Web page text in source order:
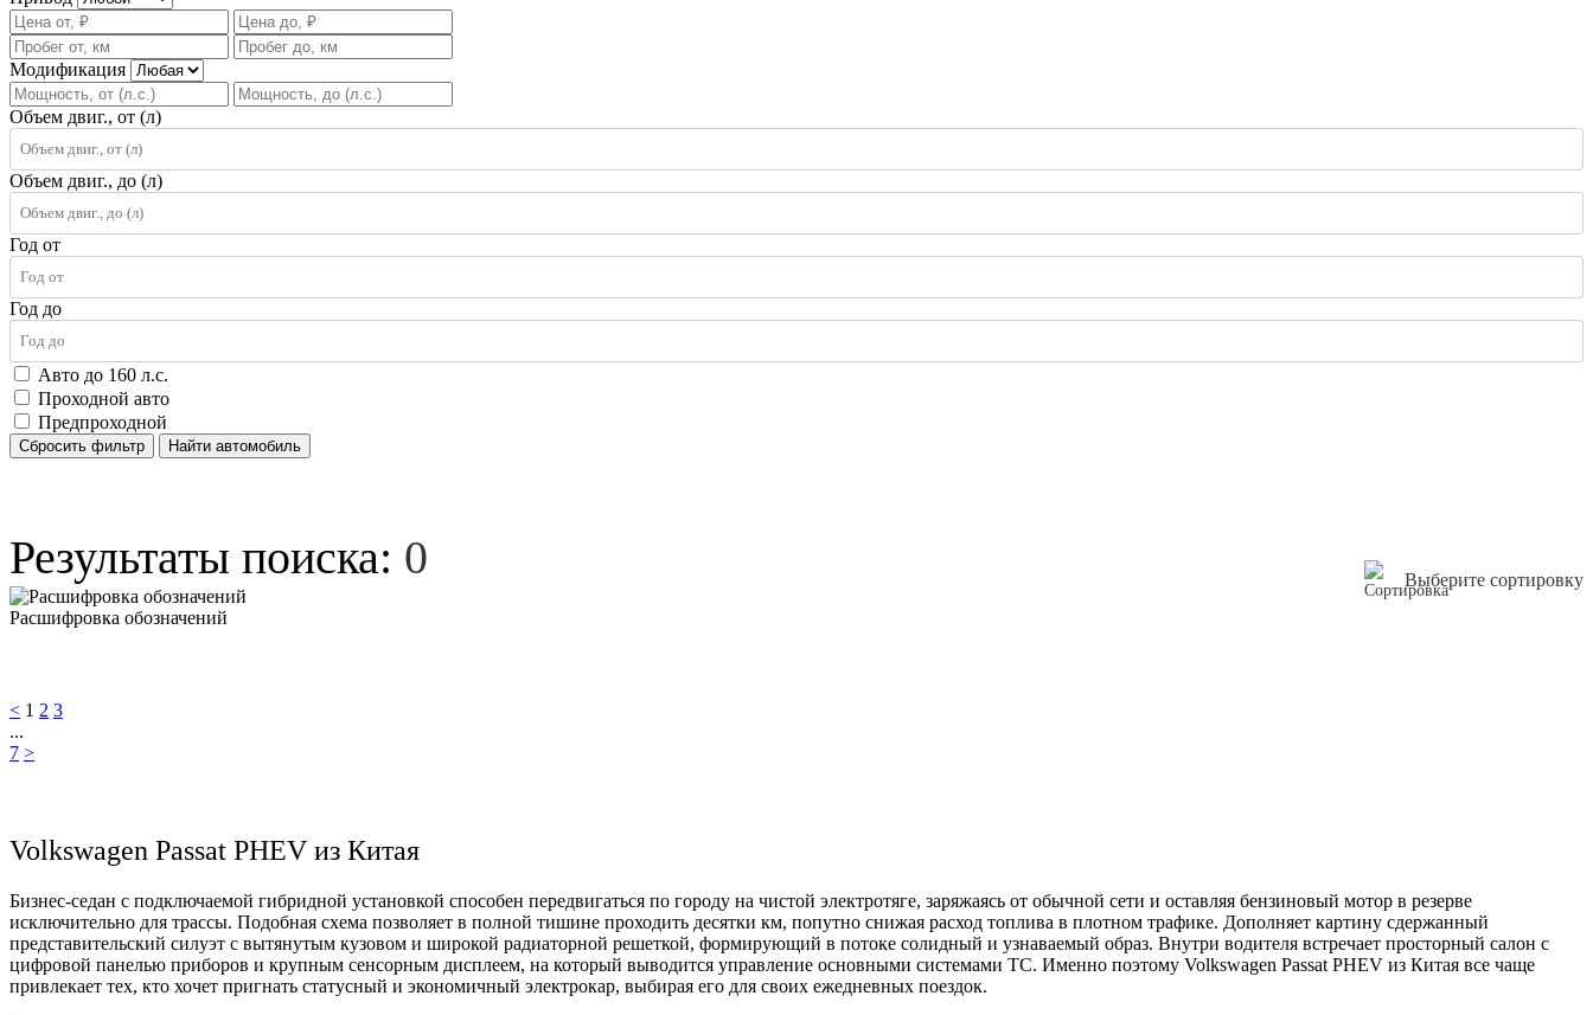
Модификация
Объем двиг., от (л)
Объем двиг., до (л)
Год от
Год до
Авто до 160 л.с.
Проходной авто
Предпроходной
Сбросить фильтр Найти автомобиль
Результаты поиска: 0
Расшифровка обозначений
Выберите сортировку
< 1 2 3
...
7 >
Volkswagen Passat PHEV из Китая
Бизнес-седан с подключаемой гибридной установкой способен передвигаться по городу на чистой электротяге, заряжаясь от обычной сети и оставляя бензиновый мотор в резерве
исключительно для трассы. Подобная схема позволяет в полной тишине проходить десятки км, попутно снижая расход топлива в плотном трафике. Дополняет картину сдержанный
представительский силуэт с вытянутым кузовом и широкой радиаторной решеткой, формирующий в потоке солидный и узнаваемый образ. Внутри водителя встречает просторный салон с
цифровой панелью приборов и крупным сенсорным дисплеем, на который выводится управление основными системами ТС. Именно поэтому Volkswagen Passat PHEV из Китая все чаще
привлекает тех, кто хочет пригнать статусный и экономичный электрокар, выбирая его для своих ежедневных поездок.